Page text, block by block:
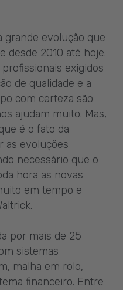
grande evolução que
desde 2010 até hoje.
exigidos
de qualidade e a
com certeza são
ajudam muito. Mas,
é o fato da
as evoluções
necessário que o
hora as novas
em tempo e
por mais de 25
sistemas
malha em rolo,
financeiro. Entre